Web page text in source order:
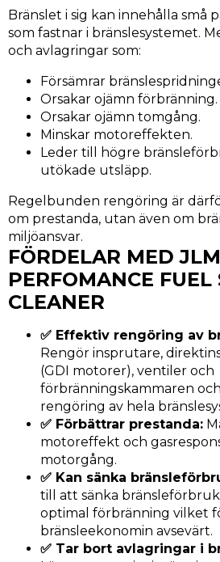
Bränslet i sig kan innehålla små
som fastnar i bränslesystemet.
och avlagringar som:
Försämrar
Orsakar ojämn förbränning.
Orsakar ojämn tomgång.
Minskar motoreffekten.
Leder till högre
utökade utsläpp.
Regelbunden rengöring är
om prestanda, utan även om
miljöansvar.
FÖRDELAR MED
PERFOMANCE FUEL
CLEANER
✅ Effektiv rengöring av
Rengör insprutare,
(GDI motorer), ventiler och
förbränningskammaren
rengöring av hela
✅ Förbättrar prestanda:
motoreffekt och
motorgång.
✅ Kan sänka
till att sänka
optimal förbränning vilket
bränsleekonomin avsevärt.
✅ Tar bort avlagringar i